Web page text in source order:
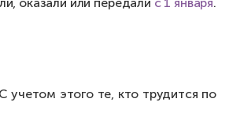
учетом этого те, кто трудится по